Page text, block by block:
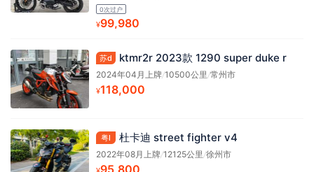
0次过户
¥99,980
苏d ktmr2r 2023款 1290 super duke r
2024年04月上牌/10500公里 /常州市
¥118,000
粤l 杜卡迪 street fighter v4
2022年08月上牌/12125公里 /徐州市
95,800